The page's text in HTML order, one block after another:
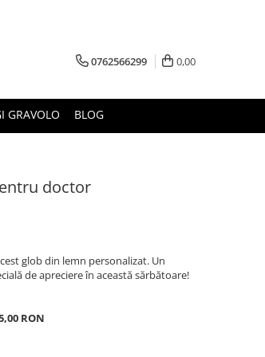
0762566299 0,00
GRAVOLO BLOG
doctor
glob din lemn personalizat. Un
de apreciere în această sărbătoare!
RON